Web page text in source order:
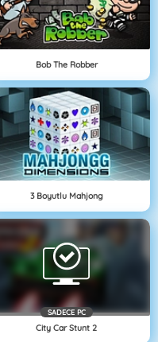
Bob The Robber
3 Boyutlu Mahjong
SADECE PC
City Car Stunt 2